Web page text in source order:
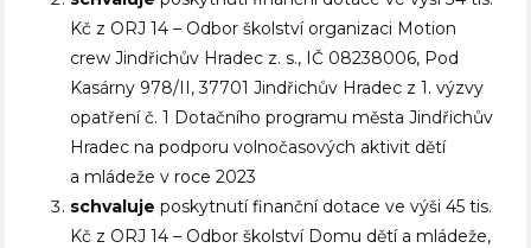
Kč z ORJ 14 – Odbor školství organizaci Motion
crew Jindřichův Hradec z. s., IČ 08238006, Pod
Kasárny 978/II, 37701 Jindřichův Hradec z 1. výzvy
opatření č. 1 Dotačního programu města Jindřichův
Hradec na podporu volnočasových aktivit dětí
a mládeže v roce 2023
schvalujeposkytnutí finanční dotace ve výši 45 tis.
Kč z ORJ 14 – Odbor školství Domu dětí a mládeže,